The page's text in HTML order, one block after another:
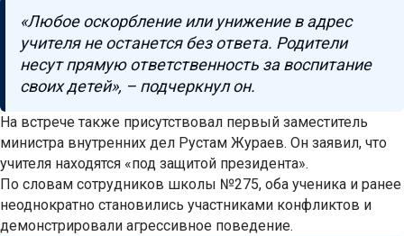
«Любое оскорбление или унижение в адрес
учителя не останется без ответа. Родители
несут прямую ответственность за воспитание
своих детей», – подчеркнул он.
На встрече также присутствовал первый заместитель
министра внутренних дел Рустам Жураев. Он заявил, что
учителя находятся «под защитой президента».
По словам сотрудников школы №275, оба ученика и ранее
неоднократно становились участниками конфликтов и
демонстрировали агрессивное поведение.